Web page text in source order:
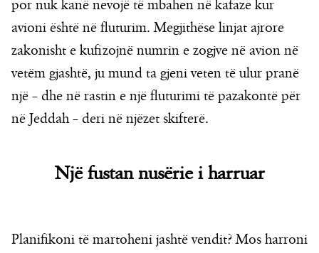
por nuk kanë nevojë të mbahen në kafaze kur
avioni është në fluturim. Megjithëse linjat ajrore
zakonisht e kufizojnë numrin e zogjve në avion në
vetëm gjashtë, ju mund ta gjeni veten të ulur pranë
një – dhe në rastin e një fluturimi të pazakontë për
në Jeddah – deri në njëzet skifterë.
Një fustan nusërie i harruar
Planifikoni të martoheni jashtë vendit? Mos harroni